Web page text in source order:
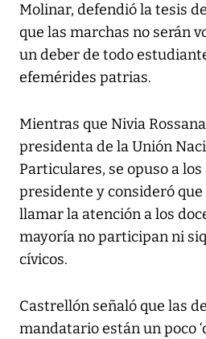
Molinar, defendió la tesis
que las marchas no serán
un deber de todo
efemérides patrias.
Mientras que Nivia
presidenta de la Unión
Particulares, se opuso a
presidente y consideró
llamar la atención a los
mayoría no participan ni
cívicos.
Castrellón señaló que las
mandatario están un poco